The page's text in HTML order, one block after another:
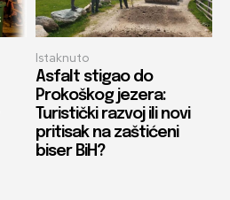
Istaknuto
Asfalt stigao do
Prokoškog jezera:
Turistički razvoj ili novi
pritisak na zaštićeni
biser BiH?